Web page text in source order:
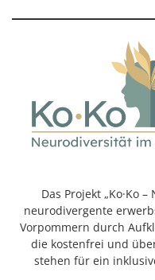
Das Projekt „Ko·Ko
neurodivergente
Vorpommern durch
die kostenfrei und
stehen für ein